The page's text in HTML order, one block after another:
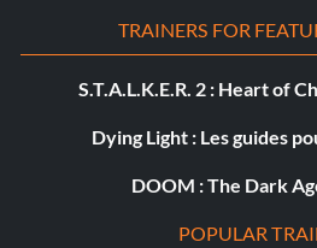
TRAINERS FOR
S.T.A.L.K.E.R. 2 : Heart of
Dying Light : Les guides
DOOM : The Dark
POPULAR